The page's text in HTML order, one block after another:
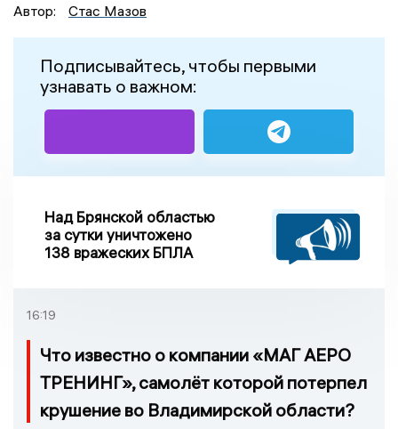
Автор:
Стас Мазов
Подписывайтесь, чтобы первыми
узнавать о важном:
Над Брянской областью
за сутки уничтожено
138 вражеских БПЛА
16:19
Что известно о компании «МАГ АЕРО
ТРЕНИНГ», самолёт которой потерпел
крушение во Владимирской области?